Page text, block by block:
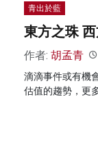
青出於藍
東方之珠
作者: 胡孟青
滴滴事件或有機
估值的趨勢，更